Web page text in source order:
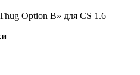
Option B» для CS 1.6